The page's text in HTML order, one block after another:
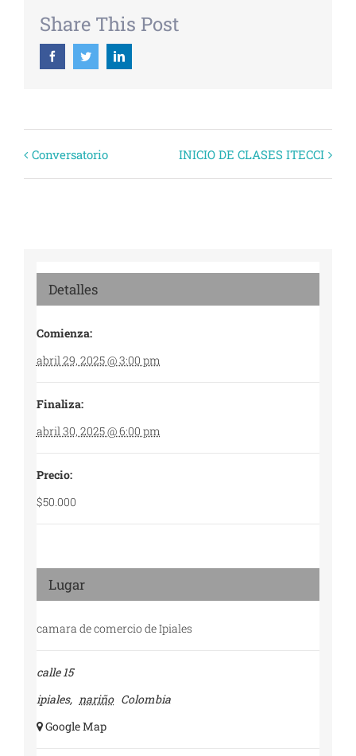
Share This Post
FacebookTwitterLinkedin
Evento
Navegación
Conversatorio INICIO DE CLASES ITECCI
Detalles
Comienza:
abril 29, 2025 @ 3:00 pm
Finaliza:
abril 30, 2025 @ 6:00 pm
Precio:
$50.000
Lugar
camara de comercio de Ipiales
calle 15
ipiales, nariño Colombia
+ Google Map